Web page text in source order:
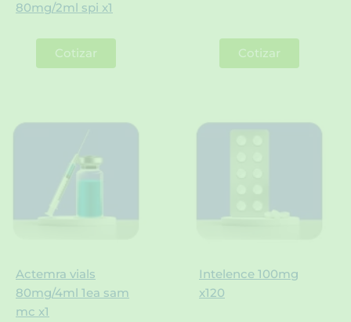
80mg/2ml spi x1
Cotizar Cotizar
Actemra vials
80mg/4ml 1ea sam
mc x1
Intelence 100mg
x120